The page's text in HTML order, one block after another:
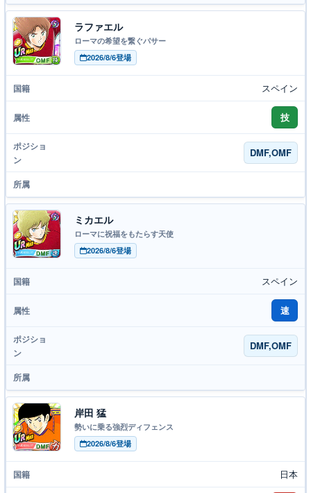
ラファエル
ローマの希望を繋ぐパサー
2026/8/6登場
スペイン
技
DMF,OMF
ミカエル
ローマに祝福をもたらす天使
2026/8/6登場
スペイン
速
DMF,OMF
岸田 猛
勢いに乗る強烈ディフェンス
2026/8/6登場
日本